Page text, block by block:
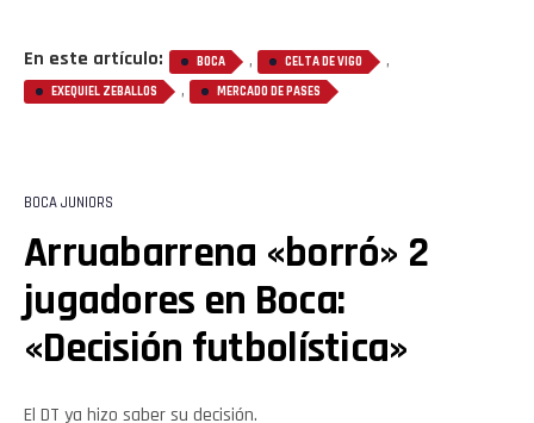
En este artículo: BOCA , CELTA DE VIGO ,
EXEQUIEL ZEBALLOS , MERCADO DE PASES
BOCA JUNIORS
Arruabarrena «borró» 2
jugadores en Boca:
«Decisión futbolística»
El DT ya hizo saber su decisión.